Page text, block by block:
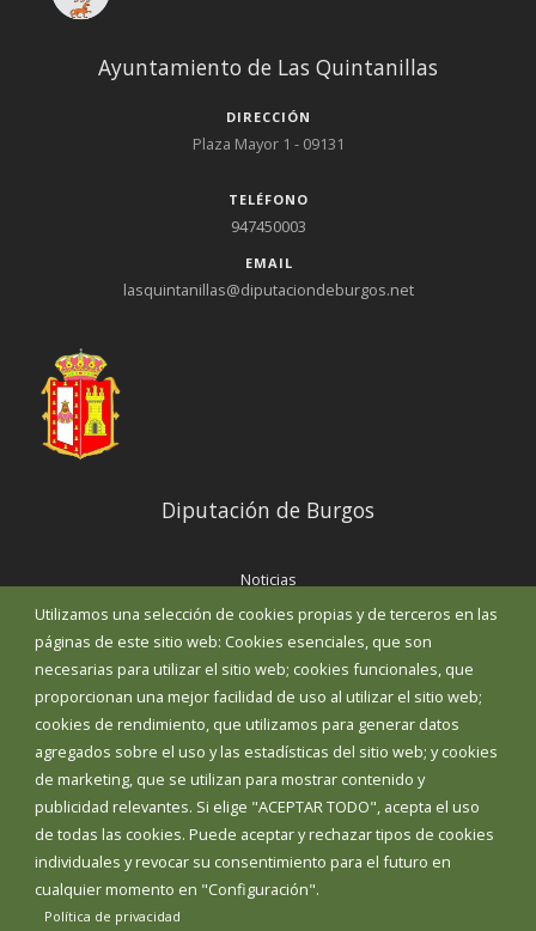
Utilizamos una selección de cookies propias y de terceros en las
páginas de este sitio web: Cookies esenciales, que son
necesarias para utilizar el sitio web; cookies funcionales, que
proporcionan una mejor facilidad de uso al utilizar el sitio web;
cookies de rendimiento, que utilizamos para generar datos
agregados sobre el uso y las estadísticas del sitio web; y cookies
de marketing, que se utilizan para mostrar contenido y
publicidad relevantes. Si elige "ACEPTAR TODO", acepta el uso
de todas las cookies. Puede aceptar y rechazar tipos de cookies
individuales y revocar su consentimiento para el futuro en
cualquier momento en "Configuración".
Política de privacidad
Ayuntamiento de Las Quintanillas
DIRECCIÓN
Plaza Mayor 1 - 09131
TELÉFONO
947450003
EMAIL
lasquintanillas@diputaciondeburgos.net
Diputación de Burgos
Noticias
Eventos
Corporación Municipal
Teléfonos de interés
INICIAR SESIÓN
MAPA WEB